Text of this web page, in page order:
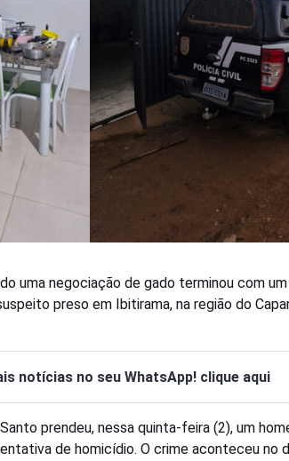
uma negociação de gado terminou com
preso em Ibitirama, na região do
notícias no seu WhatsApp! clique aqui
prendeu, nessa quinta-feira (2), um
de homicídio. O crime aconteceu no